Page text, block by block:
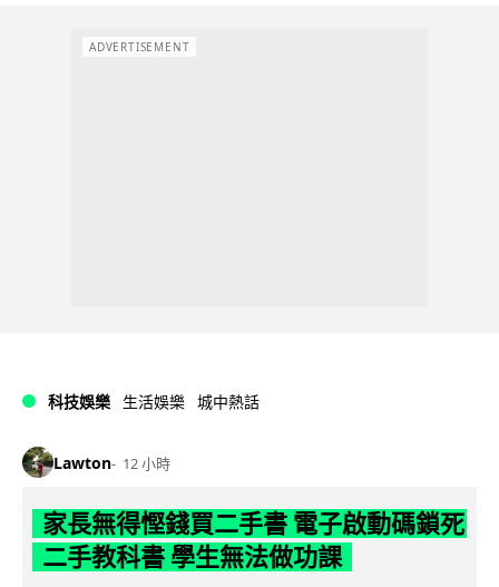
ADVERTISEMENT
科技娛樂 生活娛樂 城中熱話
Lawton 12 小時
家長無得慳錢買二手書 電子啟動碼鎖死
二手教科書 學生無法做功課